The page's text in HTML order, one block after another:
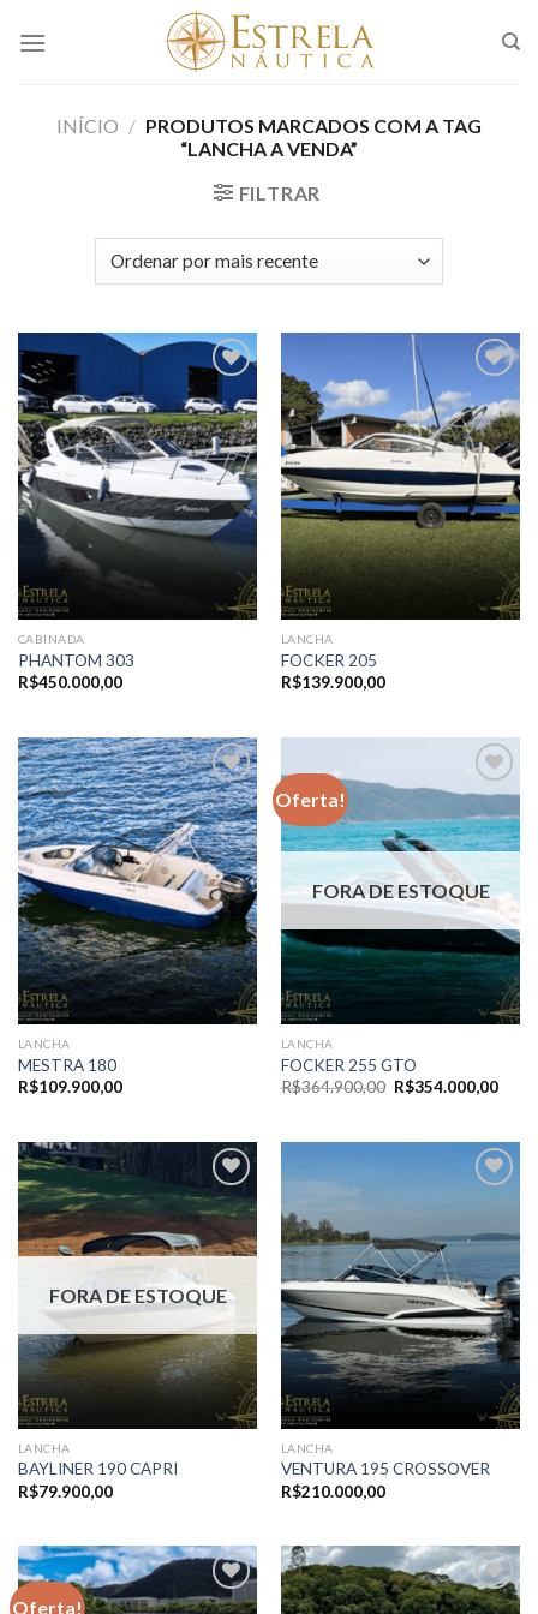
INÍCIO / PRODUTOS MARCADOS COM A TAG
“LANCHA A VENDA”
FILTRAR
Adicionar
aos meus
favoritos
CABINADA
PHANTOM 303
R$450.000,00
Adicionar
aos meus
favoritos
LANCHA
FOCKER 205
R$139.900,00
Adicionar
aos meus
favoritos
LANCHA
MESTRA 180
R$109.900,00
Oferta!
Adicionar
aos meus
favoritos
FORA DE ESTOQUE
LANCHA
FOCKER 255 GTO
R$364.900,00 O
R$364.900,00.
R$354.000,00O
Adicionar
aos meus
favoritos
FORA DE ESTOQUE
LANCHA
BAYLINER 190 CAPRI
R$79.900,00
Adicionar
aos meus
favoritos
LANCHA
VENTURA 195 CROSSOVER
R$210.000,00
Oferta!